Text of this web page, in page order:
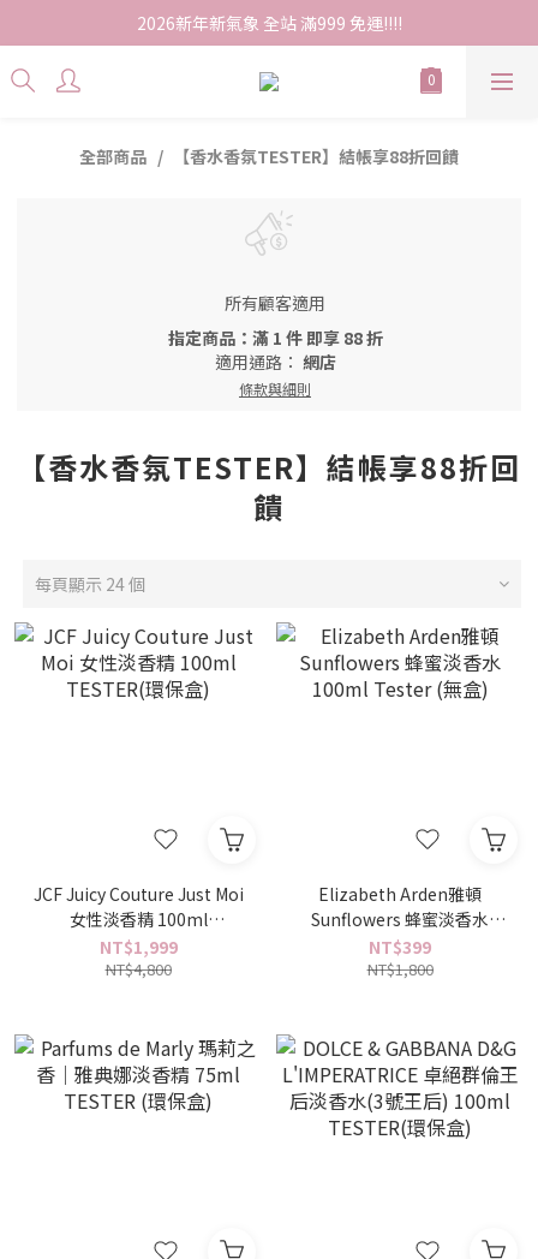
2026新年新氣象 全站 滿999 免運!!!!
全部商品 【香水香氛TESTER】結帳享88折回饋
所有顧客適用
指定商品：滿 1 件 即享 88 折
適用通路： 網店
條款與細則
【香水香氛TESTER】結帳享88折回
饋
每頁顯示 24 個
JCF Juicy Couture Just Moi
女性淡香精 100ml
TESTER(環保盒)
NT$1,999
NT$4,800
Elizabeth Arden雅頓
Sunflowers 蜂蜜淡香水
100ml Tester (無盒)
NT$399
NT$1,800